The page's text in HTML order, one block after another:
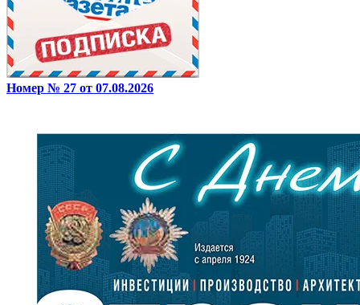
Номер № 27 от 07.08.2026